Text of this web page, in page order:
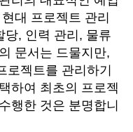
대 프로젝트 관리
당, 인력 관리, 물류
문서는 드물지만,
젝트를 관리하기
하여 최초의 프로젝
행한 것은 분명합니